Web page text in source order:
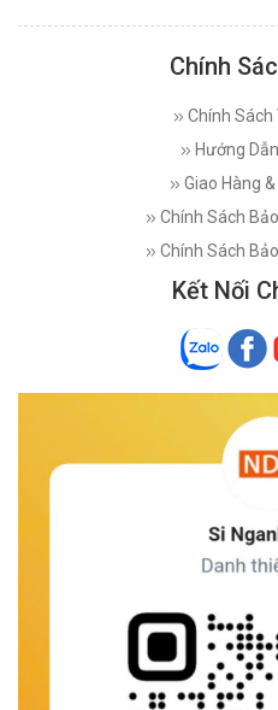
Chính
Chính Sách
Hướng
Giao Hàng
Chính Sách
Chính Sách
Kết Nối